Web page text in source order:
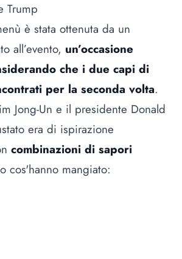
Trump
è stata ottenuta da un
all’evento, un’occasione
che i due capi di
per la seconda volta.
Jong-Un e il presidente Donald
era di ispirazione
combinazioni di sapori
cos'hanno mangiato: